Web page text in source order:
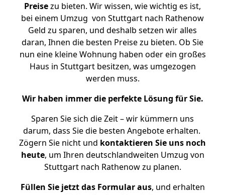
Preisezu bieten. Wir wissen, wie wichtig es ist,
bei einem Umzug von Stuttgart nach Rathenow
Geld zu sparen, und deshalb setzen wir alles
daran, Ihnen die besten Preise zu bieten. Ob Sie
nun eine kleine Wohnung haben oder ein großes
Haus in Stuttgart besitzen, was umgezogen
werden muss.
Wir haben immer die perfekte Lösung für Sie.
Sparen Sie sich die Zeit – wir kümmern uns
darum, dass Sie die besten Angebote erhalten.
Zögern Sie nicht und kontaktieren Sie uns noch
heute, um Ihren deutschlandweiten Umzug von
Stuttgart nach Rathenow zu planen.
Füllen Sie jetzt das Formular aus, und erhalten